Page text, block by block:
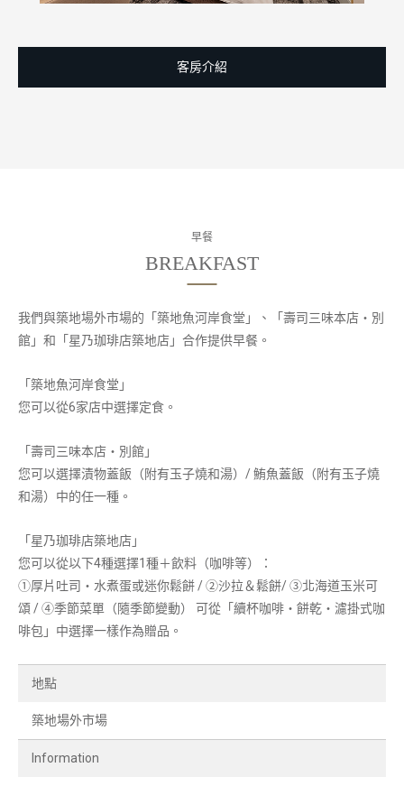
客房介紹
早餐
我們與築地場外市場的「築地魚河岸食堂」、「壽司三味本店・別
館」和「星乃珈琲店築地店」合作提供早餐。
「築地魚河岸食堂」
您可以從6家店中選擇定食。
「壽司三味本店・別館」
您可以選擇漬物蓋飯（附有玉子燒和湯）/ 鮪魚蓋飯（附有玉子燒
和湯）中的任一種。
「星乃珈琲店築地店」
您可以從以下4種選擇1種＋飲料（咖啡等）：
①厚片吐司・水煮蛋或迷你鬆餅 / ②沙拉＆鬆餅/ ③北海道玉米可
頌 / ④季節菜單（隨季節變動） 可從「續杯咖啡・餅乾・濾掛式咖
啡包」中選擇一樣作為贈品。
地點
築地場外市場
Information